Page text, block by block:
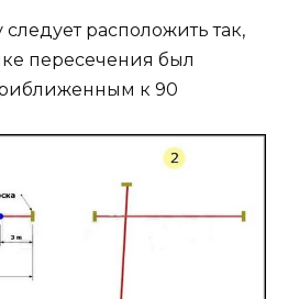
расположить так,
пересечения был
к 90